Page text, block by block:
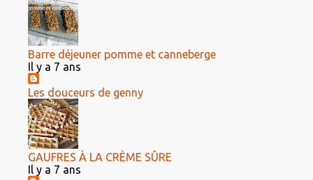
Barre déjeuner pomme et canneberge
Il y a 7 ans
Les douceurs de genny
GAUFRES À LA CRÈME SÛRE
Il y a 7 ans